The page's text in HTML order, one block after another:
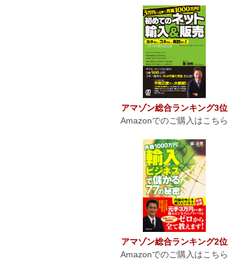
アマゾン総合ランキング3位
Amazonでのご購入はこちら
アマゾン総合ランキング2位
Amazonでのご購入はこちら